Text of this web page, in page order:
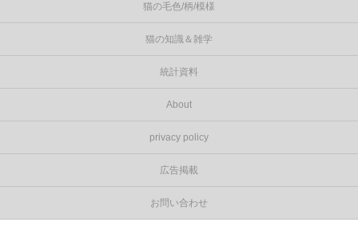
猫の毛色/柄/模様
猫の知識＆雑学
統計資料
About
privacy policy
広告掲載
お問い合わせ